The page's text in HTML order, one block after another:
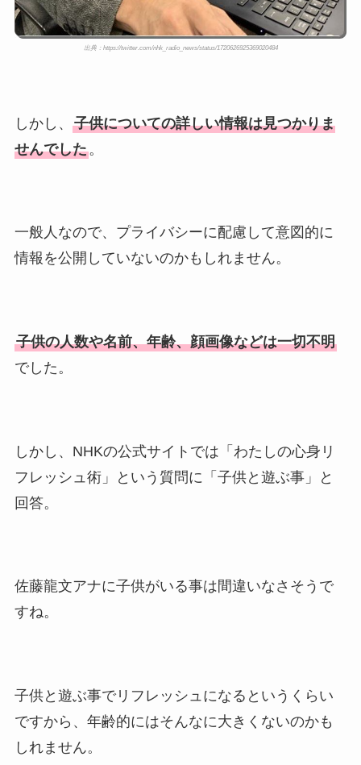
出典：https://twitter.com/nhk_radio_news/status/1720626925369020484
しかし、 子供についての詳しい情報は見つかりま
せんでした。
一般人なので、プライバシーに配慮して意図的に
情報を公開していないのかもしれません。
子供の人数や名前、年齢、顔画像などは一切不明
でした。
しかし、NHKの公式サイトでは「わたしの心身リ
フレッシュ術」という質問に「子供と遊ぶ事」と
回答。
佐藤龍文アナに子供がいる事は間違いなさそうで
すね。
子供と遊ぶ事でリフレッシュになるというくらい
ですから、年齢的にはそんなに大きくないのかも
しれません。